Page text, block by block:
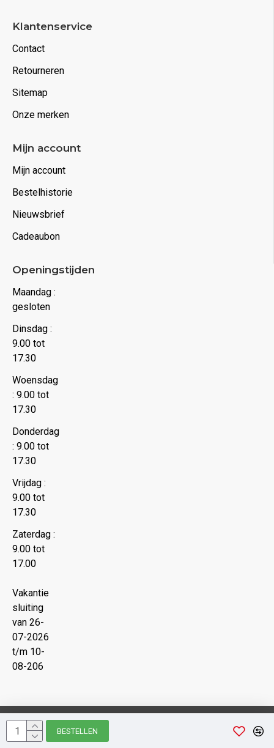
BESTELLEN
Klantenservice
Contact
Retourneren
Sitemap
Onze merken
Mijn account
Mijn account
Bestelhistorie
Nieuwsbrief
Cadeaubon
Openingstijden
Maandag :
gesloten
Dinsdag :
9.00 tot
17.30
Woensdag
: 9.00 tot
17.30
Donderdag
: 9.00 tot
17.30
Vrijdag :
9.00 tot
17.30
Zaterdag :
9.00 tot
17.00
Vakantie
sluiting
van 26-
07-2026
t/m 10-
08-206
Copyright © 2022 Juwelier Nipshagen